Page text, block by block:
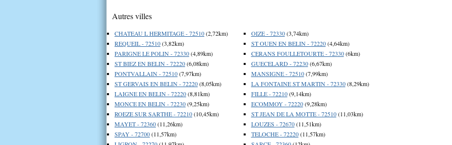
Autres villes
CHATEAU L HERMITAGE - 72510(2,72km)
REQUEIL - 72510(3,82km)
PARIGNE LE POLIN - 72330(4,89km)
ST BIEZ EN BELIN - 72220(6,08km)
PONTVALLAIN - 72510(7,97km)
ST GERVAIS EN BELIN - 72220(8,05km)
LAIGNE EN BELIN - 72220(8,81km)
MONCE EN BELIN - 72230(9,25km)
ROEZE SUR SARTHE - 72210(10,45km)
MAYET - 72360(11,26km)
SPAY - 72700(11,57km)
OIZE - 72330(3,74km)
ST OUEN EN BELIN - 72220(4,64km)
CERANS FOULLETOURTE - 72330(6km)
GUECELARD - 72230(6,67km)
MANSIGNE - 72510(7,99km)
LA FONTAINE ST MARTIN - 72330(8,29km)
FILLE - 72210(9,14km)
ECOMMOY - 72220(9,28km)
ST JEAN DE LA MOTTE - 72510(11,03km)
LOUZES - 72670(11,51km)
TELOCHE - 72220(11,57km)